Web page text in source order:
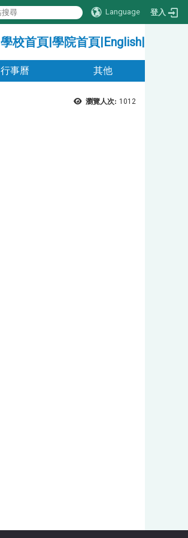
Language 登入
學校首頁|學院首頁|English|
行事曆 其他
瀏覽人次: 1012